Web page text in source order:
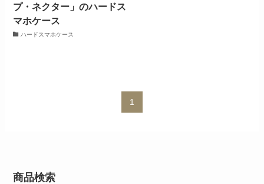
プ・ネクター」のハードス
マホケース
ハードスマホケース
1
商品検索